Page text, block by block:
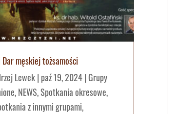
męskiej tożsamości
Lewek| paź 19, 2024| Grupy
,NEWS,Spotkania okresowe,
z innymi grupami,